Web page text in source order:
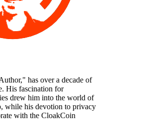
has over a decade of
His fascination for
drew him into the world of
while his devotion to privacy
with the CloakCoin